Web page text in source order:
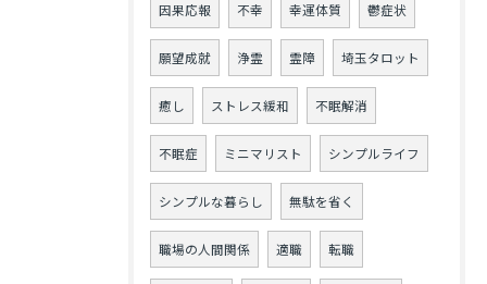
因果応報 不幸 幸運体質 鬱症状
願望成就 浄霊 霊障 埼玉タロット
癒し ストレス緩和 不眠解消
不眠症 ミニマリスト シンプルライフ
シンプルな暮らし 無駄を省く
職場の人間関係 適職 転職